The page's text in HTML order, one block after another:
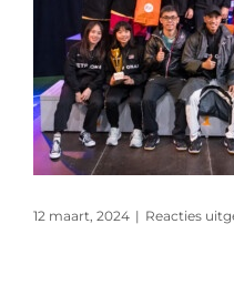
12 maart, 2024 | Reacties